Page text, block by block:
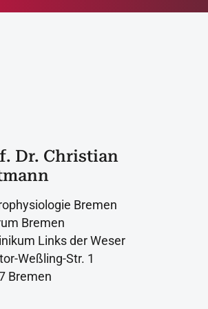
Dr. Christian
Bremen
Bremen
Links der Weser
Weßling-Str. 1
Bremen